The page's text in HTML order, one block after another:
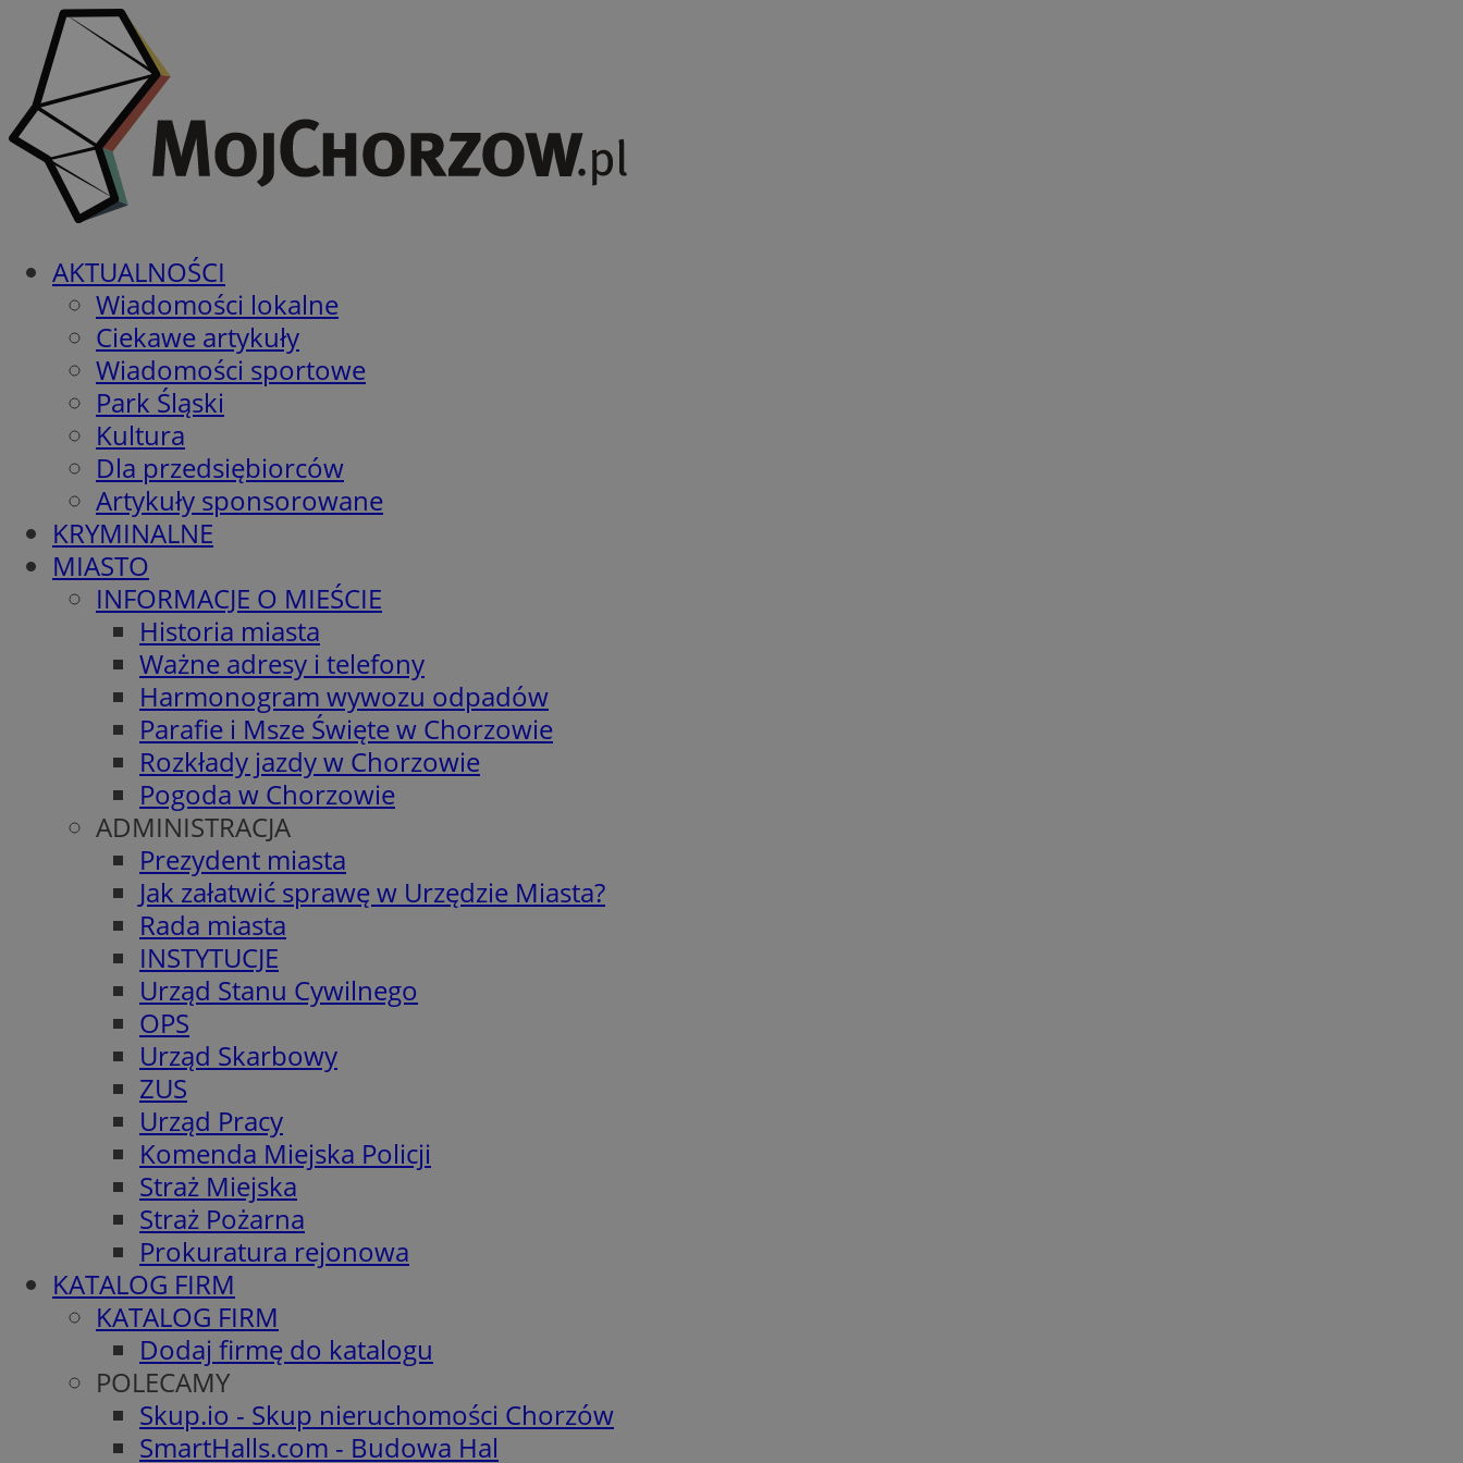
AKTUALNOŚCI
Wiadomości lokalne
Ciekawe artykuły
Wiadomości sportowe
Park Śląski
Kultura
Dla przedsiębiorców
Artykuły sponsorowane
KRYMINALNE
MIASTO
INFORMACJE O MIEŚCIE
Historia miasta
Ważne adresy i telefony
Harmonogram wywozu odpadów
Parafie i Msze Święte w Chorzowie
Rozkłady jazdy w Chorzowie
Pogoda w Chorzowie
ADMINISTRACJA
Prezydent miasta
Jak załatwić sprawę w Urzędzie Miasta?
Rada miasta
INSTYTUCJE
Urząd Stanu Cywilnego
OPS
Urząd Skarbowy
ZUS
Urząd Pracy
Komenda Miejska Policji
Straż Miejska
Straż Pożarna
Prokuratura rejonowa
KATALOG FIRM
KATALOG FIRM
Dodaj firmę do katalogu
POLECAMY
Skup.io - Skup nieruchomości Chorzów
SmartHalls.com - Budowa Hal